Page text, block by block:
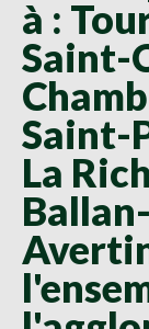
à :
Saint-
Saint-
La